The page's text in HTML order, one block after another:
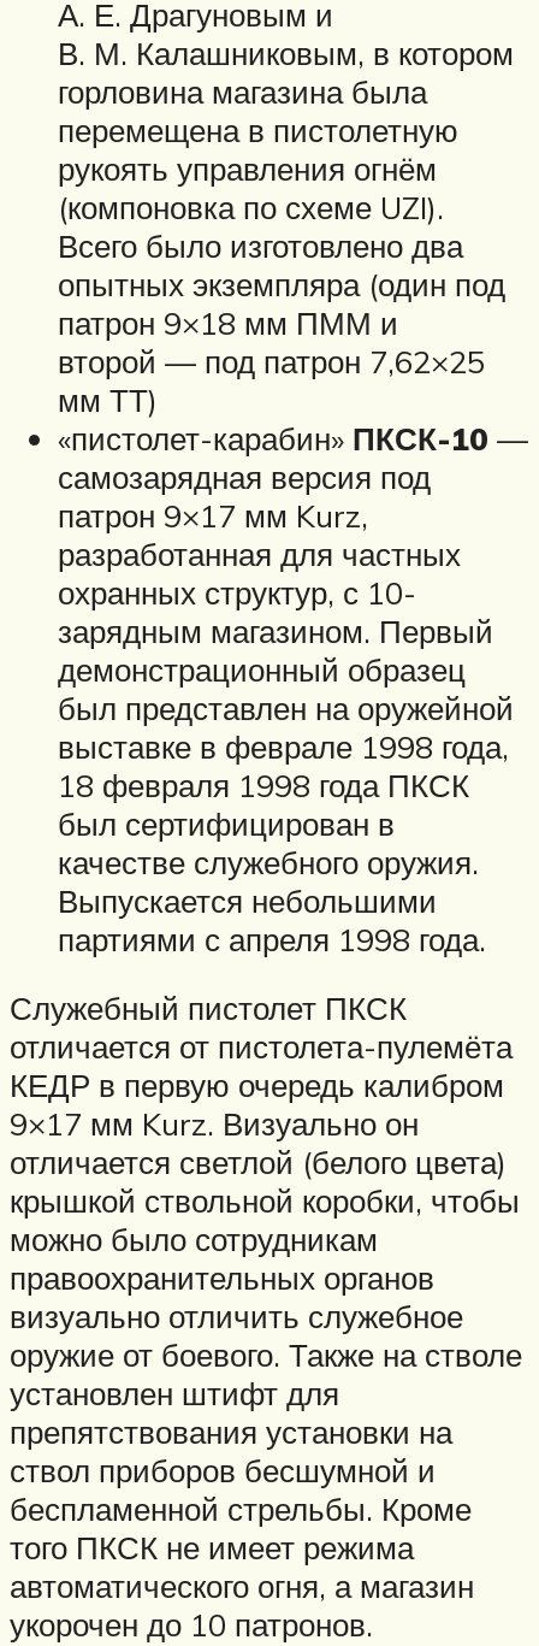
А. Е. Драгуновым и
В. М. Калашниковым, в котором
горловина магазина была
перемещена в пистолетную
рукоять управления огнём
(компоновка по схеме UZI).
Всего было изготовлено два
опытных экземпляра (один под
патрон 9×18 мм ПММ и
второй — под патрон 7,62×25
мм ТТ)
«пистолет-карабин» ПКСК-10 —
самозарядная версия под
патрон 9×17 мм Kurz,
разработанная для частных
охранных структур, с 10-
зарядным магазином. Первый
демонстрационный образец
был представлен на оружейной
выставке в феврале 1998 года,
18 февраля 1998 года ПКСК
был сертифицирован в
качестве служебного оружия.
Выпускается небольшими
партиями с апреля 1998 года.
Служебный пистолет ПКСК
отличается от пистолета-пулемёта
КЕДР в первую очередь калибром
9×17 мм Kurz. Визуально он
отличается светлой (белого цвета)
крышкой ствольной коробки, чтобы
можно было сотрудникам
правоохранительных органов
визуально отличить служебное
оружие от боевого. Также на стволе
установлен штифт для
препятствования установки на
ствол приборов бесшумной и
беспламенной стрельбы. Кроме
того ПКСК не имеет режима
автоматического огня, а магазин
укорочен до 10 патронов.